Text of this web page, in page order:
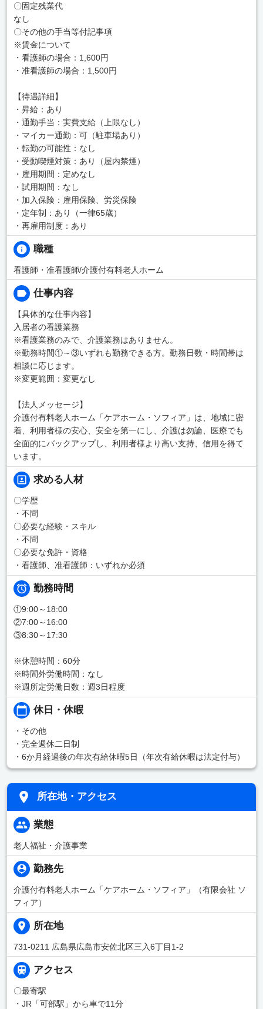
〇固定残業代
なし
〇その他の手当等付記事項
※賃金について
・看護師の場合：1,600円
・准看護師の場合：1,500円
【待遇詳細】
・昇給：あり
・通勤手当：実費支給（上限なし）
・マイカー通勤：可（駐車場あり）
・転勤の可能性：なし
・受動喫煙対策：あり（屋内禁煙）
・雇用期間：定めなし
・試用期間：なし
・加入保険：雇用保険、労災保険
・定年制：あり（一律65歳）
・再雇用制度：あり
職種
看護師・准看護師/介護付有料老人ホーム
仕事内容
【具体的な仕事内容】
入居者の看護業務
※看護業務のみで、介護業務はありません。
※勤務時間①～③いずれも勤務できる方。勤務日数・時間帯は
相談に応じます。
※変更範囲：変更なし
【法人メッセージ】
介護付有料老人ホーム「ケアホーム・ソフィア」は、地域に密
着、利用者様の安心、安全を第一にし、介護は勿論、医療でも
全面的にバックアップし、利用者様より高い支持、信用を得て
います。
求める人材
〇学歴
・不問
〇必要な経験・スキル
・不問
〇必要な免許・資格
・看護師、准看護師：いずれか必須
勤務時間
①9:00～18:00
②7:00～16:00
③8:30～17:30
※休憩時間：60分
※時間外労働時間：なし
※週所定労働日数：週3日程度
休日・休暇
・その他
・完全週休二日制
・6か月経過後の年次有給休暇5日（年次有給休暇は法定付与）
所在地・アクセス
業態
老人福祉・介護事業
勤務先
介護付有料老人ホーム「ケアホーム・ソフィア」（有限会社 ソ
フィア）
所在地
731-0211 広島県広島市安佐北区三入6丁目1-2
アクセス
〇最寄駅
・JR「可部駅」から車で11分